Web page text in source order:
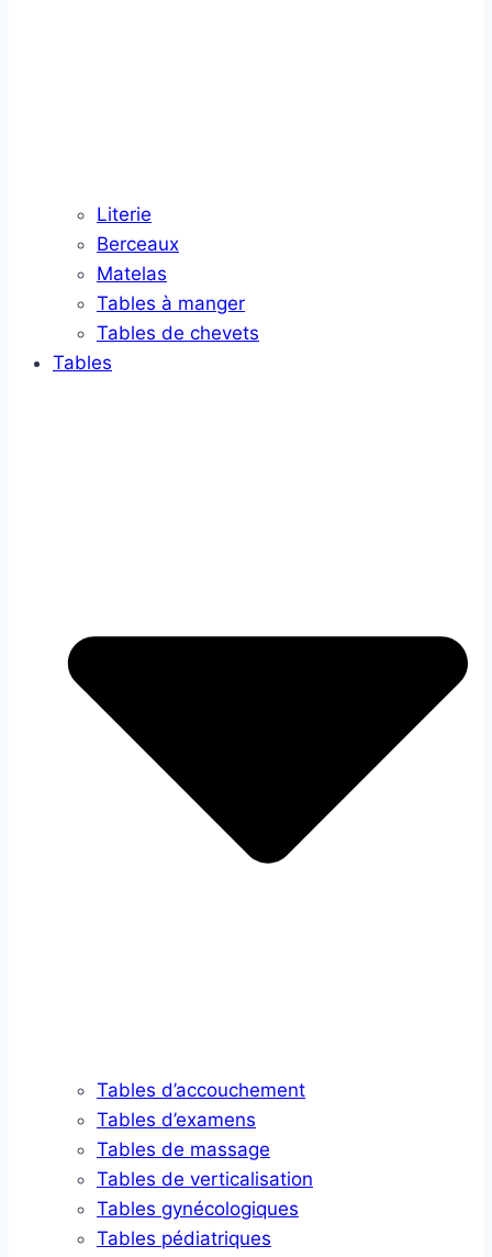
Literie
Berceaux
Matelas
Tables à manger
Tables de chevets
Tables
Tables d’accouchement
Tables d’examens
Tables de massage
Tables de verticalisation
Tables gynécologiques
Tables pédiatriques